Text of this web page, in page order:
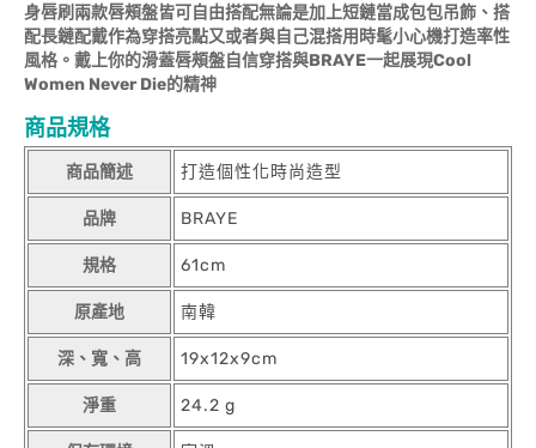
身唇刷兩款唇頰盤皆可自由搭配無論是加上短鏈當成包包吊飾、搭
配長鏈配戴作為穿搭亮點又或者與自己混搭用時髦小心機打造率性
風格。戴上你的滑蓋唇頰盤自信穿搭與BRAYE一起展現Cool
Women Never Die的精神
商品規格
商品簡述 打造個性化時尚造型
品牌 BRAYE
規格 61cm
原產地 南韓
深、寬、高 19x12x9cm
淨重 24.2 g